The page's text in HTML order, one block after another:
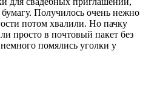
Получилось очень нежно
потом хвалили. Но пачку
просто в почтовый пакет без
помялись уголки у